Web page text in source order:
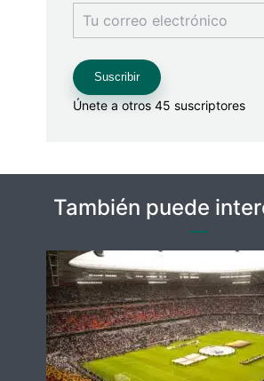
Tu
correo
electrónico
Suscribir
Únete a otros 45 suscriptores
También puede